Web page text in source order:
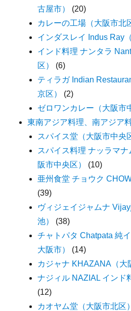
古屋市）
(20)
カレーの工場（大阪市北
インダスレイ Indus Ray
インド料理 ナンタラ
区）
(6)
ティラガ Indian
京区）
(2)
ゼロワンカレー（大阪市
東南アジア料理、南アジア
スパイス堂（大阪市中央
スパイス料理 ナッラマ
阪市中央区）
(10)
亜州食堂 チョウク
(39)
ヴィジェイジャムナ
池）
(38)
チャトパタ Chatpata 純
大阪市）
(14)
カジャナ KHAZANA（大
ナジィル NAZIAL インド
(12)
カオヤム堂（大阪市北区）